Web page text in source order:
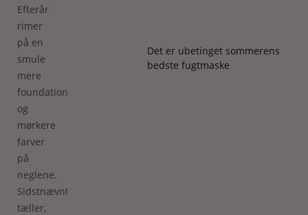
Efterår
rimer
på en
smule
mere
foundation,
og
mørkere
farver
på
neglene.
Sidstnævnte
tæller,
Det er ubetinget sommerens
bedste fugtmaske